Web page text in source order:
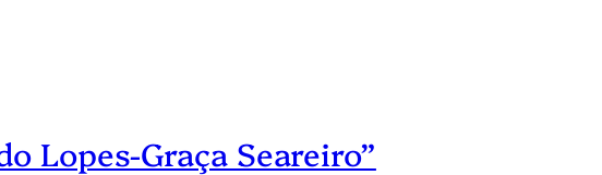
Lopes-Graça Seareiro”